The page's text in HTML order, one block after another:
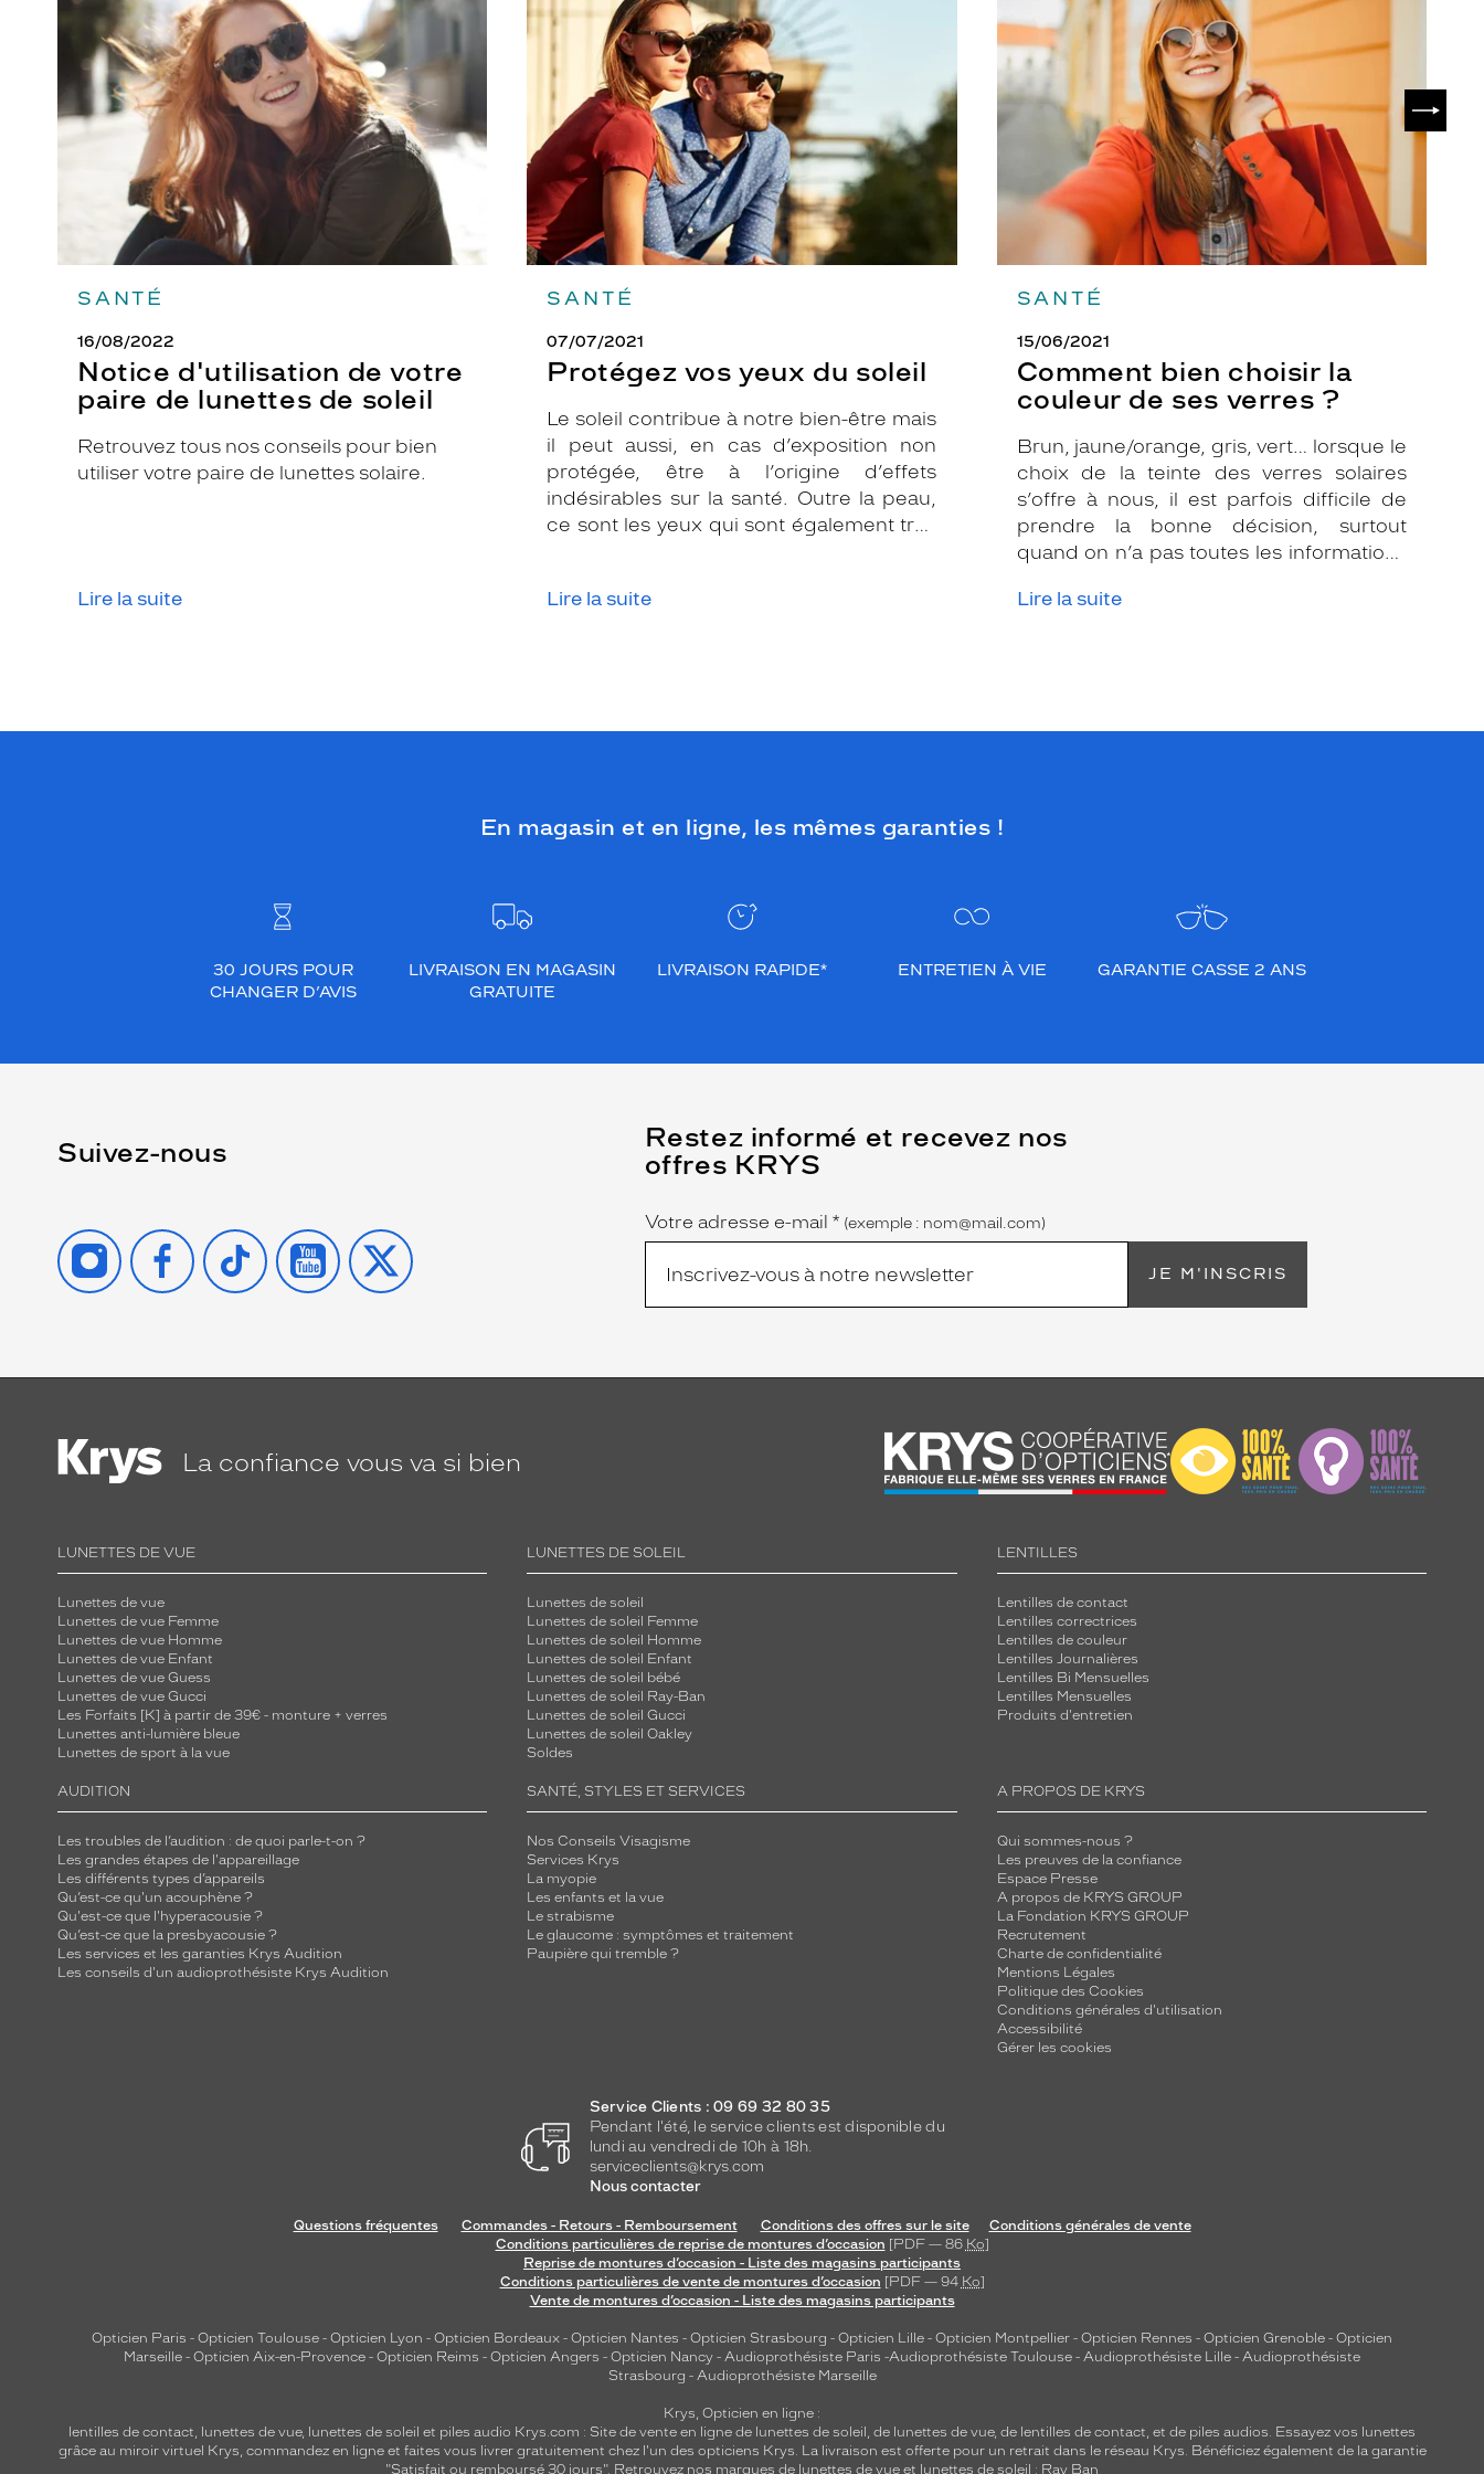
SANTÉ
16/08/2022
Notice d'utilisation de votre
paire de lunettes de soleil
Retrouvez tous nos conseils pour bien
utiliser votre paire de lunettes solaire.
Lire la suite
d'utilisation
votre
paire
de
lunettes
de
SANTÉ
07/07/2021
Protégez vos yeux du soleil
Le soleil contribue à notre bien-être mais
il peut aussi, en cas d’exposition non
protégée, être à l’origine d’effets
indésirables sur la santé. Outre la peau,
ce sont les yeux qui sont également très
que le temps est couvert, il est donc
Lire la suite
vos
yeux
soleil
SANTÉ
15/06/2021
Comment bien choisir la
couleur de ses verres ?
Brun, jaune/orange, gris, vert… lorsque le
choix de la teinte des verres solaires
s’offre à nous, il est parfois difficile de
prendre la bonne décision, surtout
quand on n’a pas toutes les informations
pour vous conseiller et apporter leur
Lire la suite
choisir
la
couleur
de
verres
En magasin et en ligne, les mêmes garanties !
30 JOURS POUR
CHANGER D’AVIS
LIVRAISON EN MAGASIN
GRATUITE
LIVRAISON RAPIDE* ENTRETIEN À VIE GARANTIE CASSE 2 ANS
Suivez-nous
INSTAGRAMFACEBOOK
TIKTOK YOUTUBE
X
Restez informé et recevez nos
offres KRYS
Name
Votre adresse e-mail *
(Ce
champ
est
obligatoire)
(exemple : nom@mail.com)
JE M'INSCRIS
La confiance vous va si bien
LUNETTES DE VUE
Lunettes de vue
Lunettes de vue Femme
Lunettes de vue Homme
Lunettes de vue Enfant
Lunettes de vue Guess
Lunettes de vue Gucci
Les Forfaits [K] à partir de 39€ - monture + verres
Lunettes anti-lumière bleue
Lunettes de sport à la vue
LUNETTES DE SOLEIL
Lunettes de soleil
Lunettes de soleil Femme
Lunettes de soleil Homme
Lunettes de soleil Enfant
Lunettes de soleil bébé
Lunettes de soleil Ray-Ban
Lunettes de soleil Gucci
Lunettes de soleil Oakley
Soldes
LENTILLES
Lentilles de contact
Lentilles correctrices
Lentilles de couleur
Lentilles Journalières
Lentilles Bi Mensuelles
Lentilles Mensuelles
Produits d'entretien
AUDITION
Les troubles de l’audition : de quoi parle-t-on ?
Les grandes étapes de l'appareillage
Les différents types d’appareils
Qu’est-ce qu'un acouphène ?
Qu'est-ce que l'hyperacousie ?
Qu’est-ce que la presbyacousie ?
Les services et les garanties Krys Audition
Les conseils d'un audioprothésiste Krys Audition
SANTÉ, STYLES ET SERVICES
Nos Conseils Visagisme
Services Krys
La myopie
Les enfants et la vue
Le strabisme
Le glaucome : symptômes et traitement
Paupière qui tremble ?
A PROPOS DE KRYS
Qui sommes-nous ?
Les preuves de la confiance
Espace Presse
A propos de KRYS GROUP
La Fondation KRYS GROUP
Recrutement
Charte de confidentialité
Mentions Légales
Politique des Cookies
Conditions générales d'utilisation
Accessibilité
Gérer les cookies
Service Clients : 09 69 32 80 35
Pendant l'été, le service clients est disponible du
lundi au vendredi de 10h à 18h.
serviceclients@krys.com
Nous contacter
Questions fréquentes Commandes - Retours - Remboursement Conditions des offres sur le site
Conditions générales de vente
Conditions particulières de reprise de montures d’occasion [PDF — 86 Ko]
Reprise de montures d’occasion - Liste des magasins participants
Conditions particulières de vente de montures d’occasion [PDF — 94 Ko]
Vente de montures d’occasion - Liste des magasins participants
Opticien Paris - Opticien Toulouse - Opticien Lyon - Opticien Bordeaux - Opticien Nantes - Opticien Strasbourg - Opticien Lille - Opticien Montpellier - Opticien Rennes - Opticien Grenoble - Opticien
Marseille - Opticien Aix-en-Provence - Opticien Reims - Opticien Angers - Opticien Nancy - Audioprothésiste Paris -Audioprothésiste Toulouse - Audioprothésiste Lille - Audioprothésiste
Strasbourg - Audioprothésiste Marseille
Krys, Opticien en ligne :
lentilles de contact, lunettes de vue, lunettes de soleil et piles audio Krys.com : Site de vente en ligne de lunettes de soleil, de lunettes de vue, de lentilles de contact, et de piles audios. Essayez vos lunettes
grâce au miroir virtuel Krys, commandez en ligne et faites vous livrer gratuitement chez l'un des opticiens Krys. La livraison est offerte pour un retrait dans le réseau Krys. Bénéficiez également de la garantie
"Satisfait ou remboursé 30 jours". Retrouvez nos marques de lunettes de vue et lunettes de soleil : Ray Ban